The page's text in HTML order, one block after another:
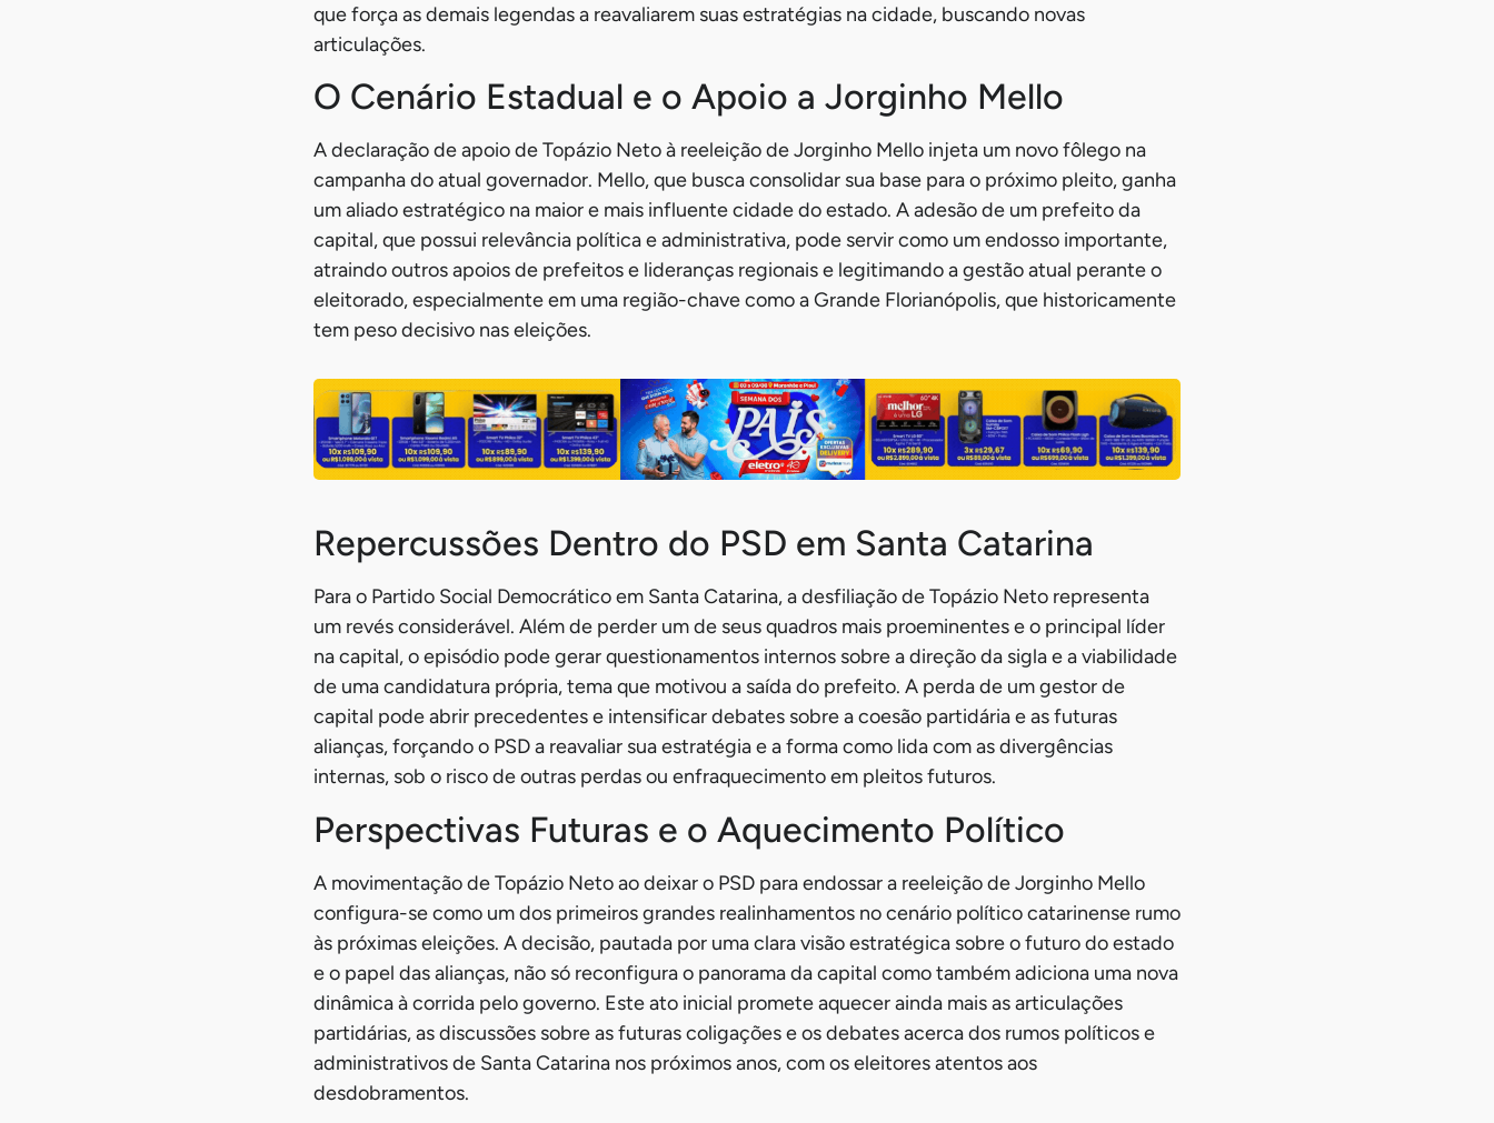
que força as demais legendas a reavaliarem suas estratégias na cidade, buscando novas
articulações.
O Cenário Estadual e o Apoio a Jorginho Mello
A declaração de apoio de Topázio Neto à reeleição de Jorginho Mello injeta um novo fôlego na
campanha do atual governador. Mello, que busca consolidar sua base para o próximo pleito, ganha
um aliado estratégico na maior e mais influente cidade do estado. A adesão de um prefeito da
capital, que possui relevância política e administrativa, pode servir como um endosso importante,
atraindo outros apoios de prefeitos e lideranças regionais e legitimando a gestão atual perante o
eleitorado, especialmente em uma região-chave como a Grande Florianópolis, que historicamente
tem peso decisivo nas eleições.
Repercussões Dentro do PSD em Santa Catarina
Para o Partido Social Democrático em Santa Catarina, a desfiliação de Topázio Neto representa
um revés considerável. Além de perder um de seus quadros mais proeminentes e o principal líder
na capital, o episódio pode gerar questionamentos internos sobre a direção da sigla e a viabilidade
de uma candidatura própria, tema que motivou a saída do prefeito. A perda de um gestor de
capital pode abrir precedentes e intensificar debates sobre a coesão partidária e as futuras
alianças, forçando o PSD a reavaliar sua estratégia e a forma como lida com as divergências
internas, sob o risco de outras perdas ou enfraquecimento em pleitos futuros.
Perspectivas Futuras e o Aquecimento Político
A movimentação de Topázio Neto ao deixar o PSD para endossar a reeleição de Jorginho Mello
configura-se como um dos primeiros grandes realinhamentos no cenário político catarinense rumo
às próximas eleições. A decisão, pautada por uma clara visão estratégica sobre o futuro do estado
e o papel das alianças, não só reconfigura o panorama da capital como também adiciona uma nova
dinâmica à corrida pelo governo. Este ato inicial promete aquecer ainda mais as articulações
partidárias, as discussões sobre as futuras coligações e os debates acerca dos rumos políticos e
administrativos de Santa Catarina nos próximos anos, com os eleitores atentos aos
desdobramentos.